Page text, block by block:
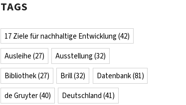
TAGS
17 Ziele für nachhaltige Entwicklung (42)
Ausleihe (27) Ausstellung (32)
Bibliothek(27) Brill(32) Datenbank(81)
de Gruyter(40) Deutschland (41)